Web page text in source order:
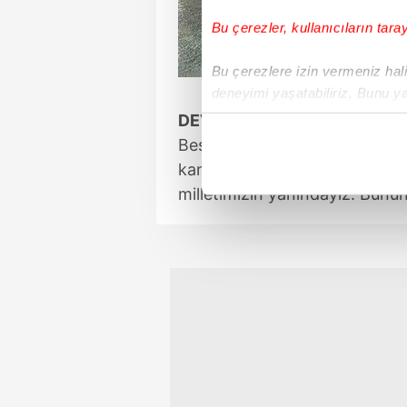
Bu çerezler, kullanıcıların
Bu çerezlere izin vermeniz
deneyimi yaşatabiliriz. Bunu
içerikleri sunabilmek adına
DEVLETİMİZİN YANINDAYIZ
Beşiktaş'ın 1 numaralı ismi
kampanyayı çok
milletimizin yanındayız.